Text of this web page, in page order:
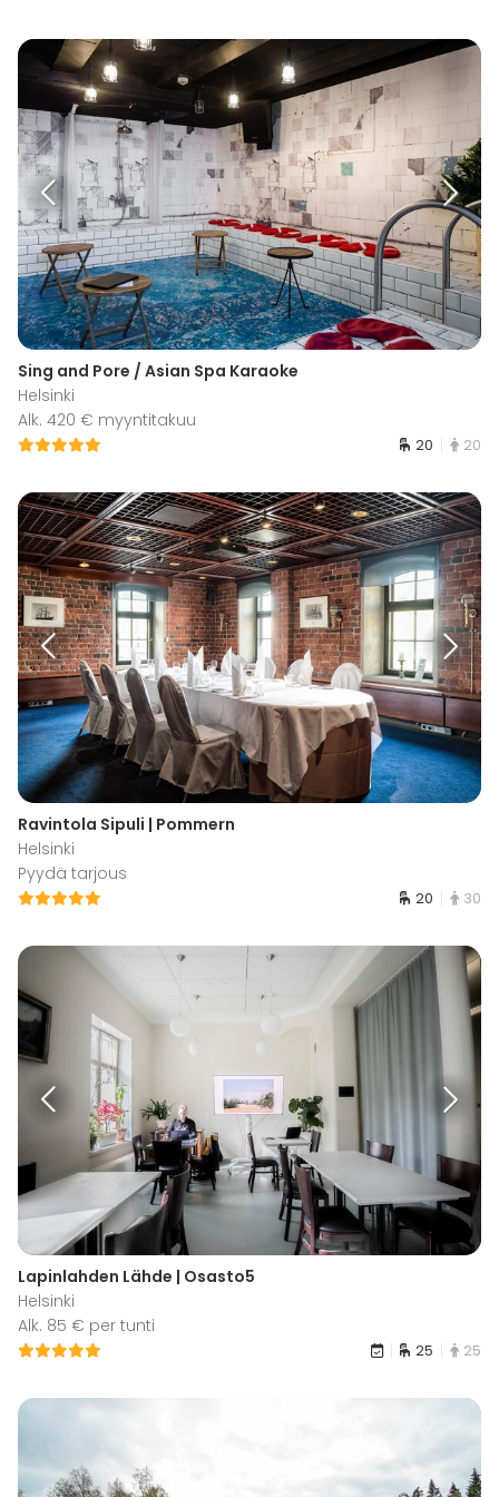
Sing and Pore / Asian Spa Karaoke
Helsinki
Alk. 420 € myyntitakuu
20 20
Ravintola Sipuli | Pommern
Helsinki
Pyydä tarjous
20 30
Lapinlahden Lähde | Osasto5
Helsinki
Alk. 85 € per tunti
25 25